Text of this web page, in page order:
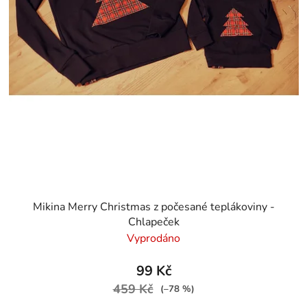
Mikina Merry Christmas z počesané teplákoviny -
Chlapeček
Vyprodáno
99 Kč
459 Kč (–78 %)